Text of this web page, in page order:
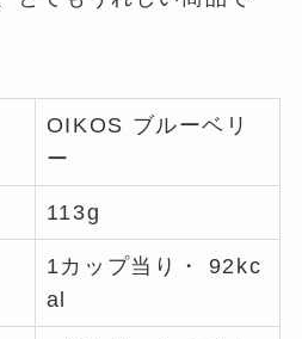
OIKOS ブルーベリ
ー
113g
1カップ当り・ 92kc
al